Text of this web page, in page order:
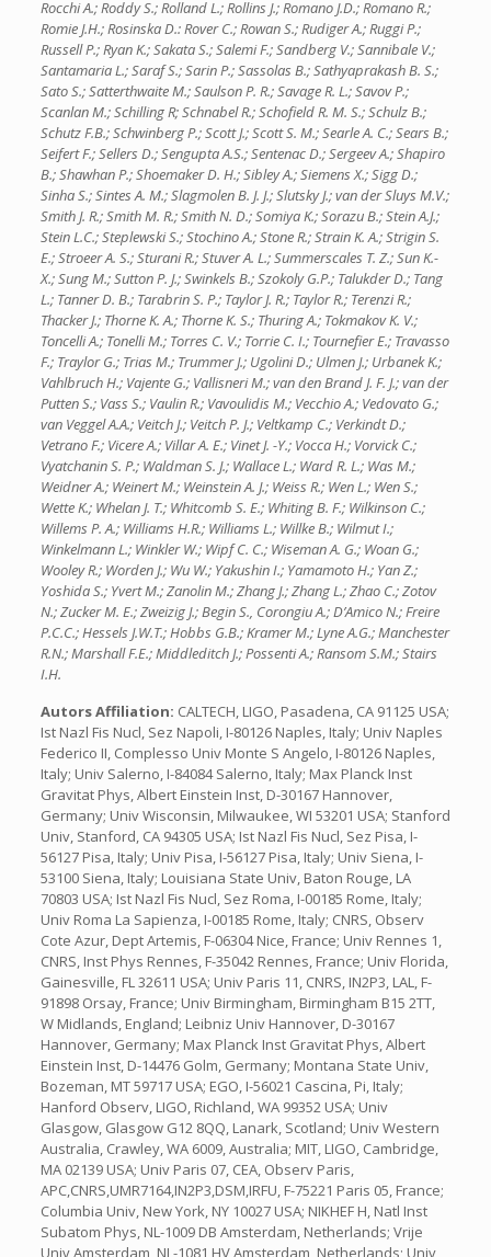
Rocchi A.; Roddy S.; Rolland L.; Rollins J.; Romano J.D.; Romano R.;
Romie J.H.; Rosinska D.: Rover C.; Rowan S.; Rudiger A.; Ruggi P.;
Russell P.; Ryan K.; Sakata S.; Salemi F.; Sandberg V.; Sannibale V.;
Santamaria L.; Saraf S.; Sarin P.; Sassolas B.; Sathyaprakash B. S.;
Sato S.; Satterthwaite M.; Saulson P. R.; Savage R. L.; Savov P.;
Scanlan M.; Schilling R; Schnabel R.; Schofield R. M. S.; Schulz B.;
Schutz F.B.; Schwinberg P.; Scott J.; Scott S. M.; Searle A. C.; Sears B.;
Seifert F.; Sellers D.; Sengupta A.S.; Sentenac D.; Sergeev A.; Shapiro
B.; Shawhan P.; Shoemaker D. H.; Sibley A.; Siemens X.; Sigg D.;
Sinha S.; Sintes A. M.; Slagmolen B. J. J.; Slutsky J.; van der Sluys M.V.;
Smith J. R.; Smith M. R.; Smith N. D.; Somiya K.; Sorazu B.; Stein A.J.;
Stein L.C.; Steplewski S.; Stochino A.; Stone R.; Strain K. A.; Strigin S.
E.; Stroeer A. S.; Sturani R.; Stuver A. L.; Summerscales T. Z.; Sun K.-
X.; Sung M.; Sutton P. J.; Swinkels B.; Szokoly G.P.; Talukder D.; Tang
L.; Tanner D. B.; Tarabrin S. P.; Taylor J. R.; Taylor R.; Terenzi R.;
Thacker J.; Thorne K. A.; Thorne K. S.; Thuring A.; Tokmakov K. V.;
Toncelli A.; Tonelli M.; Torres C. V.; Torrie C. I.; Tournefier E.; Travasso
F.; Traylor G.; Trias M.; Trummer J.; Ugolini D.; Ulmen J.; Urbanek K.;
Vahlbruch H.; Vajente G.; Vallisneri M.; van den Brand J. F. J.; van der
Putten S.; Vass S.; Vaulin R.; Vavoulidis M.; Vecchio A.; Vedovato G.;
van Veggel A.A.; Veitch J.; Veitch P. J.; Veltkamp C.; Verkindt D.;
Vetrano F.; Vicere A.; Villar A. E.; Vinet J. -Y.; Vocca H.; Vorvick C.;
Vyatchanin S. P.; Waldman S. J.; Wallace L.; Ward R. L.; Was M.;
Weidner A.; Weinert M.; Weinstein A. J.; Weiss R.; Wen L.; Wen S.;
Wette K.; Whelan J. T.; Whitcomb S. E.; Whiting B. F.; Wilkinson C.;
Willems P. A.; Williams H.R.; Williams L.; Willke B.; Wilmut I.;
Winkelmann L.; Winkler W.; Wipf C. C.; Wiseman A. G.; Woan G.;
Wooley R.; Worden J.; Wu W.; Yakushin I.; Yamamoto H.; Yan Z.;
Yoshida S.; Yvert M.; Zanolin M.; Zhang J.; Zhang L.; Zhao C.; Zotov
N.; Zucker M. E.; Zweizig J.; Begin S., Corongiu A.; D’Amico N.; Freire
P.C.C.; Hessels J.W.T.; Hobbs G.B.; Kramer M.; Lyne A.G.; Manchester
R.N.; Marshall F.E.; Middleditch J.; Possenti A.; Ransom S.M.; Stairs
I.H.
Autors Affiliation: CALTECH, LIGO, Pasadena, CA 91125 USA;
Ist Nazl Fis Nucl, Sez Napoli, I-80126 Naples, Italy; Univ Naples
Federico II, Complesso Univ Monte S Angelo, I-80126 Naples,
Italy; Univ Salerno, I-84084 Salerno, Italy; Max Planck Inst
Gravitat Phys, Albert Einstein Inst, D-30167 Hannover,
Germany; Univ Wisconsin, Milwaukee, WI 53201 USA; Stanford
Univ, Stanford, CA 94305 USA; Ist Nazl Fis Nucl, Sez Pisa, I-
56127 Pisa, Italy; Univ Pisa, I-56127 Pisa, Italy; Univ Siena, I-
53100 Siena, Italy; Louisiana State Univ, Baton Rouge, LA
70803 USA; Ist Nazl Fis Nucl, Sez Roma, I-00185 Rome, Italy;
Univ Roma La Sapienza, I-00185 Rome, Italy; CNRS, Observ
Cote Azur, Dept Artemis, F-06304 Nice, France; Univ Rennes 1,
CNRS, Inst Phys Rennes, F-35042 Rennes, France; Univ Florida,
Gainesville, FL 32611 USA; Univ Paris 11, CNRS, IN2P3, LAL, F-
91898 Orsay, France; Univ Birmingham, Birmingham B15 2TT,
W Midlands, England; Leibniz Univ Hannover, D-30167
Hannover, Germany; Max Planck Inst Gravitat Phys, Albert
Einstein Inst, D-14476 Golm, Germany; Montana State Univ,
Bozeman, MT 59717 USA; EGO, I-56021 Cascina, Pi, Italy;
Hanford Observ, LIGO, Richland, WA 99352 USA; Univ
Glasgow, Glasgow G12 8QQ, Lanark, Scotland; Univ Western
Australia, Crawley, WA 6009, Australia; MIT, LIGO, Cambridge,
MA 02139 USA; Univ Paris 07, CEA, Observ Paris,
APC,CNRS,UMR7164,IN2P3,DSM,IRFU, F-75221 Paris 05, France;
Columbia Univ, New York, NY 10027 USA; NIKHEF H, Natl Inst
Subatom Phys, NL-1009 DB Amsterdam, Netherlands; Vrije
Univ Amsterdam, NL-1081 HV Amsterdam, Netherlands; Univ